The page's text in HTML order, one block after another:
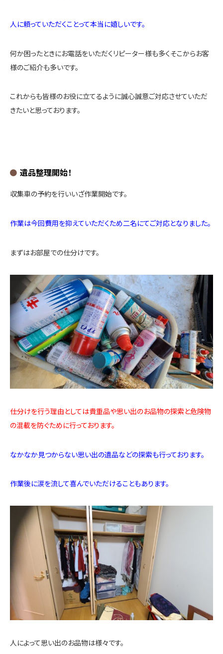
人に頼っていただくことって本当に嬉しいです。
何か困ったときにお電話をいただくリピーター様も多くそこからお客
様のご紹介も多いです。
これからも皆様のお役に立てるように誠心誠意ご対応させていただ
きたいと思っております。
遺品整理開始！
収集車の予約を行いいざ作業開始です。
作業は今回費用を抑えていただくため二名にてご対応となりました。
まずはお部屋での仕分けです。
仕分けを行う理由としては貴重品や思い出のお品物の探索と危険物
の混載を防ぐために行っております。
なかなか見つからない思い出の遺品などの探索も行っております。
作業後に涙を流して喜んでいただけることもあります。
人によって思い出のお品物は様々です。